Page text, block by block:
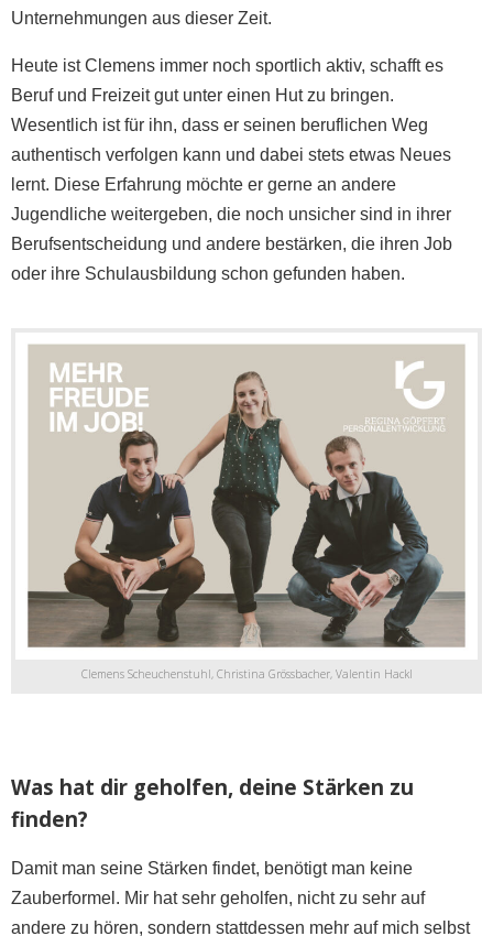
Unternehmungen aus dieser Zeit.
Heute ist Clemens immer noch sportlich aktiv, schafft es
Beruf und Freizeit gut unter einen Hut zu bringen.
Wesentlich ist für ihn, dass er seinen beruflichen Weg
authentisch verfolgen kann und dabei stets etwas Neues
lernt. Diese Erfahrung möchte er gerne an andere
Jugendliche weitergeben, die noch unsicher sind in ihrer
Berufsentscheidung und andere bestärken, die ihren Job
oder ihre Schulausbildung schon gefunden haben.
Clemens Scheuchenstuhl, Christina Grössbacher, Valentin Hackl
Was hat dir geholfen, deine Stärken zu
finden?
Damit man seine Stärken findet, benötigt man keine
Zauberformel. Mir hat sehr geholfen, nicht zu sehr auf
andere zu hören, sondern stattdessen mehr auf mich selbst